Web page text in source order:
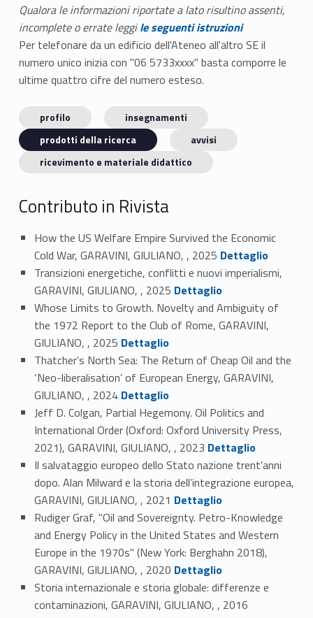
Qualora le informazioni riportate a lato risultino assenti,
incomplete o errate leggile seguenti istruzioni
Per telefonare da un edificio dell'Ateneo all'altro SE il
numero unico inizia con "06 5733xxxx" basta comporre le
ultime quattro cifre del numero esteso.
profilo
insegnamenti
prodotti della ricerca
avvisi
ricevimento e materiale didattico
Contributo in Rivista
How the US Welfare Empire Survived the Economic
Cold War, GARAVINI, GIULIANO, , 2025 Link identifier #identifier_person_76233-1Dettaglio
Transizioni energetiche, conflitti e nuovi imperialismi,
GARAVINI, GIULIANO, , 2025 Link identifier #identifier_person_7387-2Dettaglio
Whose Limits to Growth. Novelty and Ambiguity of
the 1972 Report to the Club of Rome, GARAVINI,
GIULIANO, , 2025 Link identifier #identifier_person_135185-3Dettaglio
Thatcher’s North Sea: The Return of Cheap Oil and the
‘Neo-liberalisation’ of European Energy, GARAVINI,
GIULIANO, , 2024 Link identifier #identifier_person_77416-4Dettaglio
Jeff D. Colgan, Partial Hegemony. Oil Politics and
International Order (Oxford: Oxford University Press,
2021), GARAVINI, GIULIANO, , 2023 Link identifier #identifier_person_102636-5Dettaglio
Il salvataggio europeo dello Stato nazione trent’anni
dopo. Alan Milward e la storia dell’integrazione europea,
GARAVINI, GIULIANO, , 2021 Link identifier #identifier_person_116634-6Dettaglio
Rudiger Graf, "Oil and Sovereignty. Petro-Knowledge
and Energy Policy in the United States and Western
Europe in the 1970s" (New York: Berghahn 2018),
GARAVINI, GIULIANO, , 2020 Link identifier #identifier_person_43277-7Dettaglio
Storia internazionale e storia globale: differenze e
contaminazioni, GARAVINI, GIULIANO, , 2016